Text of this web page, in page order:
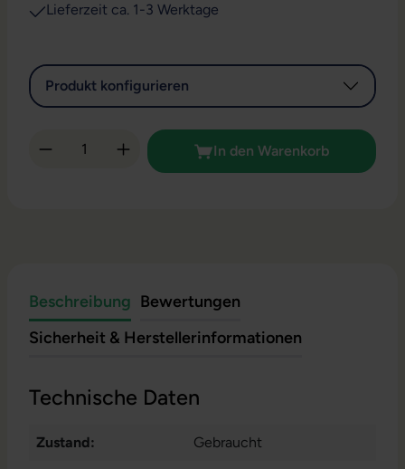
Lieferzeit ca. 1-3 Werktage
Produkt konfigurieren
Produkt Anzahl: Gib den gewünschten
In den Warenkorb
Beschreibung Bewertungen
Sicherheit & Herstellerinformationen
Technische Daten
Zustand: Gebraucht